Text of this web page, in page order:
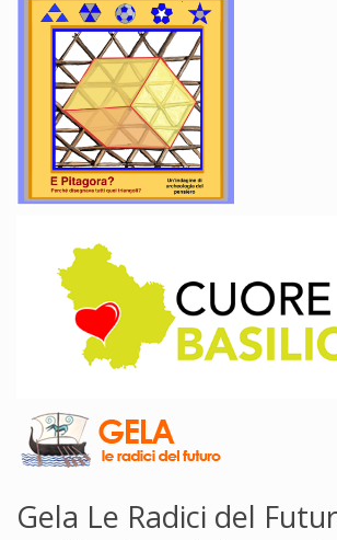
Gela Le Radici del